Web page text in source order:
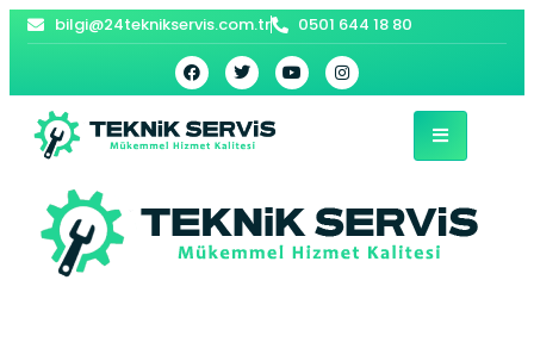
bilgi@24teknikservis.com.tr 0501 644 18 80